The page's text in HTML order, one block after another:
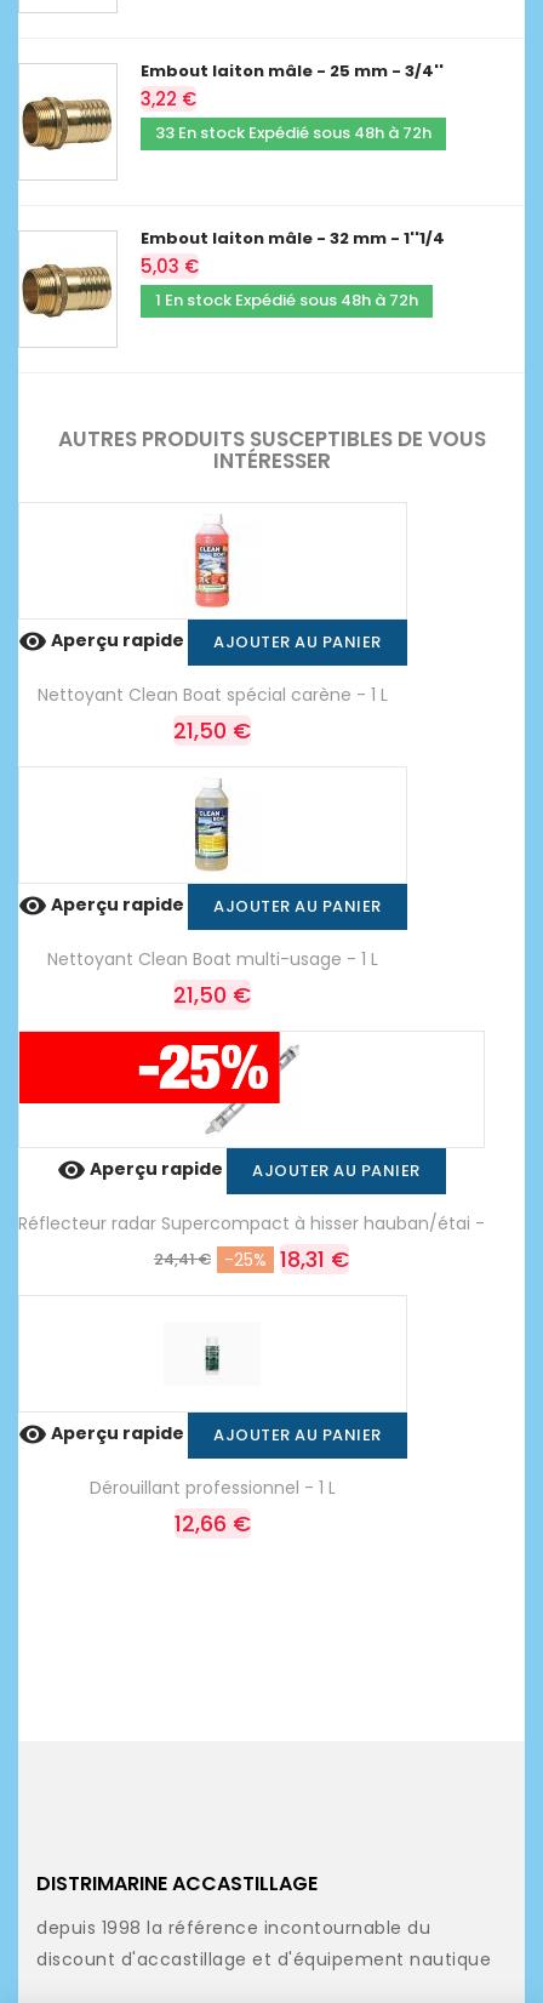
Embout laiton mâle - 25 mm - 3/4''
3,22 €
33 En stock Expédié sous 48h à 72h
Embout laiton mâle - 32 mm - 1''1/4
5,03 €
1 En stock Expédié sous 48h à 72h
AUTRES PRODUITS SUSCEPTIBLES DE VOUS
INTÉRESSER
 Aperçu rapide AJOUTER AU PANIER
Nettoyant Clean Boat spécial carène - 1 L
21,50 €
 Aperçu rapide AJOUTER AU PANIER
Nettoyant Clean Boat multi-usage - 1 L
21,50 €
 Aperçu rapide AJOUTER AU PANIER
Réflecteur radar Supercompact à hisser hauban/étai -
24,41 € -25% 18,31 €
 Aperçu rapide AJOUTER AU PANIER
Dérouillant professionnel - 1 L
12,66 €
DISTRIMARINE ACCASTILLAGE
depuis 1998 la référence incontournable du
discount d'accastillage et d'équipement nautique